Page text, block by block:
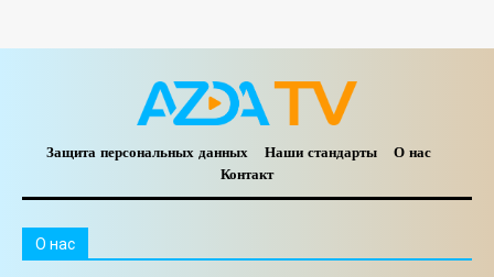
Защита персональных данных Наши стандарты
О нас
Контакт
O нас